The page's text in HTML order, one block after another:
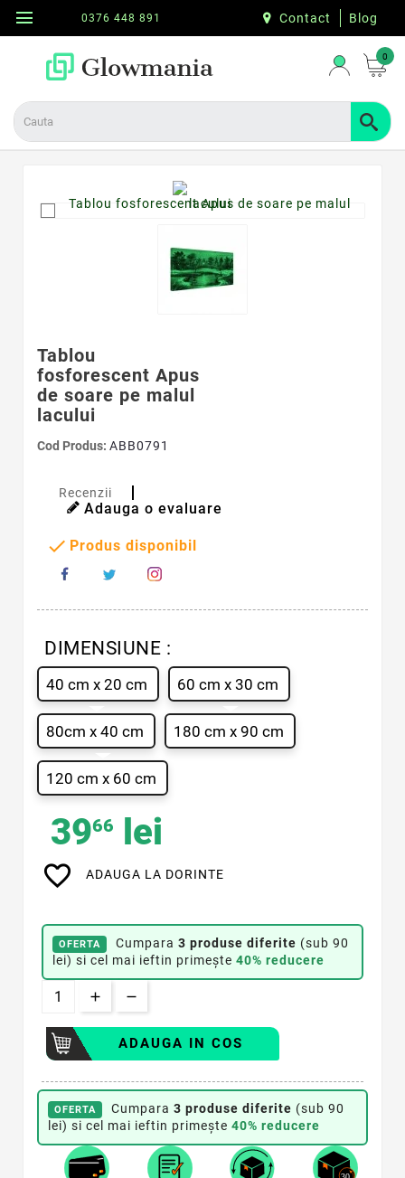
menu Contact Blog
0376 448 891
0
Tablou
fosforescent Apus
de soare pe malul
lacului
Cod Produs: ABB0791
Recenzii
Adauga o evaluare
 Produs disponibil
DIMENSIUNE :
40 cm x 20 cm 60 cm x 30 cm
80cm x 40 cm 180 cm x 90 cm
120 cm x 60 cm
3966 lei
favorite_border ADAUGA LA DORINTE
OFERTA Cumpara 3 produse diferite (sub 90
lei) si cel mai ieftin primește 40% reducere
ADAUGA IN COS
OFERTA Cumpara 3 produse diferite (sub 90
lei) si cel mai ieftin primește 40% reducere